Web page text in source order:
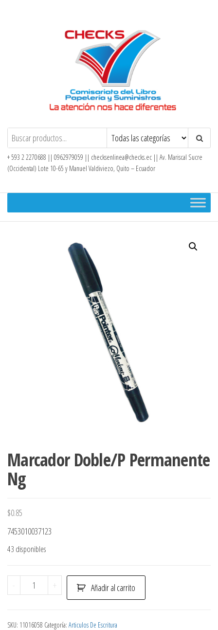
Checks – Tienda en Línea
+ 593 2 2270688 || 0962979059 || checksenlinea@checks.ec || Av. Mariscal Sucre
(Occidental) Lote 10-65 y Manuel Valdiviezo, Quito – Ecuador
Marcador Doble/P Permanente
Ng
$0.85
7453010037123
43 disponibles
-
Marcador
Doble/P
Ng
+ Añadir al carrito
SKU: 11016058 Categoría: Articulos De Escritura